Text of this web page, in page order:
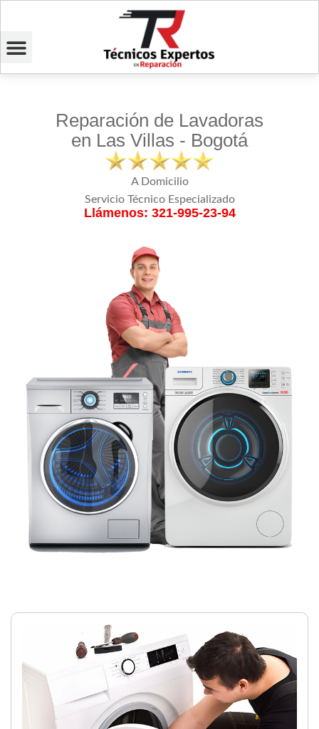
Reparación de Lavadoras
en Las Villas - Bogotá
A Domicilio
Servicio Técnico Especializado
Llámenos: 321-995-23-94